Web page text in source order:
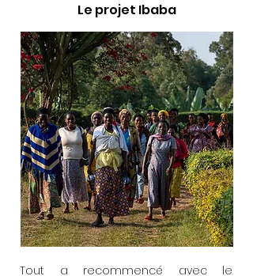
Le projet Ibaba
Tout a recommencé avec le